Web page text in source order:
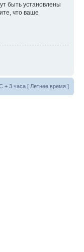
быть установлены
что ваше
+ 3 часа [ Летнее время ]